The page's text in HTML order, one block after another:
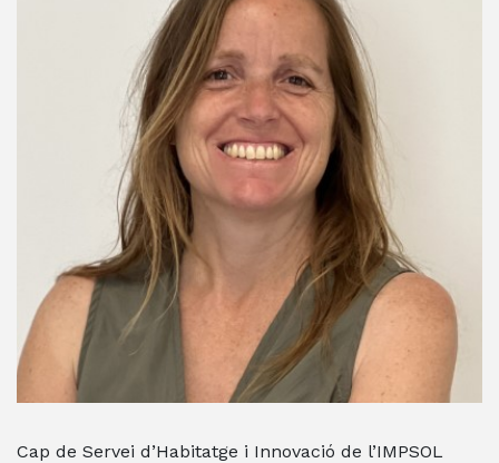
Cap de Servei d’Habitatge i Innovació de l’IMPSOL